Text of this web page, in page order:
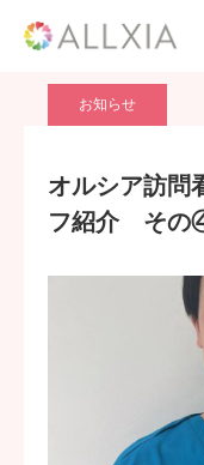
ブログ お知らせ
お知らせ
オルシア訪
フ紹介 その
応募フォーム
Twitter